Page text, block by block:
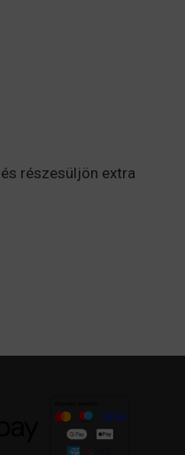
részesüljön extra